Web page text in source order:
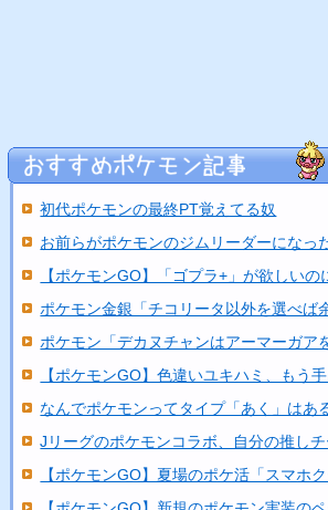
初代ポケモンの最終PT覚えてる奴
お前らがポケモンのジムリーダーになっ
【ポケモンGO】「ゴプラ+」が欲しいの
ポケモン金銀「チコリータ以外を選べば
ポケモン「デカヌチャンはアーマーガア
【ポケモンGO】色違いユキハミ、もう
なんでポケモンってタイプ「あく」はあ
Jリーグのポケモンコラボ、自分の推し
【ポケモンGO】夏場のポケ活「スマホ